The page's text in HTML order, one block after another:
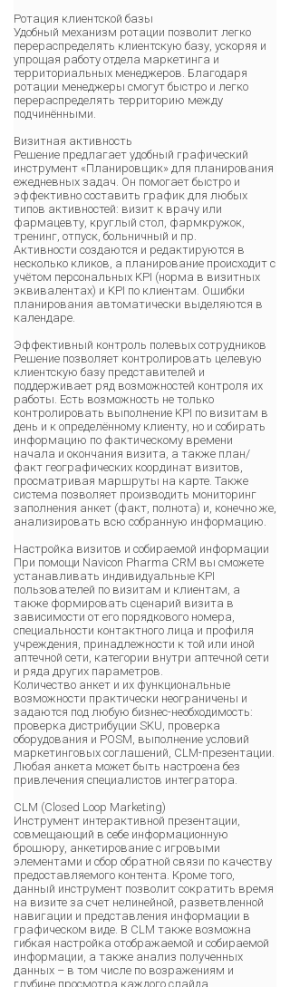
Ротация клиентской базы
Удобный механизм ротации позволит легко
перераспределять клиентскую базу, ускоряя и
упрощая работу отдела маркетинга и
территориальных менеджеров. Благодаря
ротации менеджеры смогут быстро и легко
перераспределять территорию между
подчинёнными.
Визитная активность
Решение предлагает удобный графический
инструмент «Планировщик» для планирования
ежедневных задач. Он помогает быстро и
эффективно составить график для любых
типов активностей: визит к врачу или
фармацевту, круглый стол, фармкружок,
тренинг, отпуск, больничный и пр.
Активности создаются и редактируются в
несколько кликов, а планирование происходит с
учётом персональных KPI (норма в визитных
эквивалентах) и KPI по клиентам. Ошибки
планирования автоматически выделяются в
календаре.
Эффективный контроль полевых сотрудников
Решение позволяет контролировать целевую
клиентскую базу представителей и
поддерживает ряд возможностей контроля их
работы. Есть возможность не только
контролировать выполнение KPI по визитам в
день и к определённому клиенту, но и собирать
информацию по фактическому времени
начала и окончания визита, а также план/
факт географических координат визитов,
просматривая маршруты на карте. Также
система позволяет производить мониторинг
заполнения анкет (факт, полнота) и, конечно же,
анализировать всю собранную информацию.
Настройка визитов и собираемой информации
При помощи Navicon Pharma CRM вы сможете
устанавливать индивидуальные KPI
пользователей по визитам и клиентам, а
также формировать сценарий визита в
зависимости от его порядкового номера,
специальности контактного лица и профиля
учреждения, принадлежности к той или иной
аптечной сети, категории внутри аптечной сети
и ряда других параметров.
Количество анкет и их функциональные
возможности практически неограничены и
задаются под любую бизнес-необходимость:
проверка дистрибуции SKU, проверка
оборудования и POSM, выполнение условий
маркетинговых соглашений, CLM-презентации.
Любая анкета может быть настроена без
привлечения специалистов интегратора.
CLM (Closed Loop Marketing)
Инструмент интерактивной презентации,
совмещающий в себе информационную
брошюру, анкетирование с игровыми
элементами и сбор обратной связи по качеству
предоставляемого контента. Кроме того,
данный инструмент позволит сократить время
на визите за счет нелинейной, разветвленной
навигации и представления информации в
графическом виде. В CLM также возможна
гибкая настройка отображаемой и собираемой
информации, а также анализ полученных
данных – в том числе по возражениям и
глубине просмотра каждого слайда.